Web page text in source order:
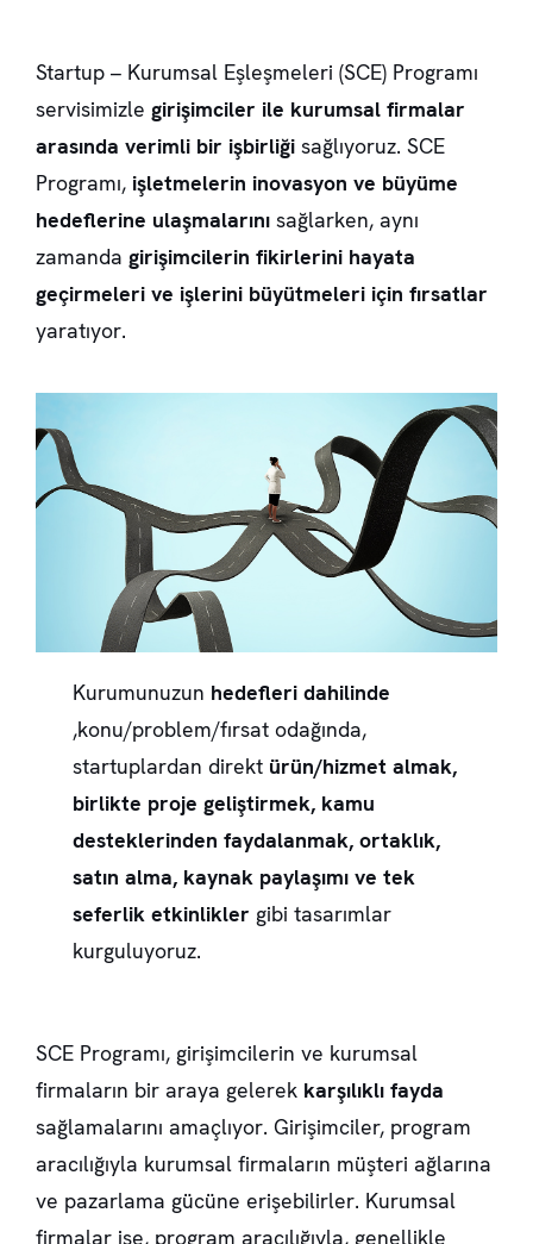
Startup – Kurumsal Eşleşmeleri (SCE) Programı
servisimizle girişimciler ile kurumsal firmalar
arasında verimli bir işbirliği sağlıyoruz. SCE
Programı, işletmelerin inovasyon ve büyüme
hedeflerine ulaşmalarını sağlarken, aynı
zamanda girişimcilerin fikirlerini hayata
geçirmeleri ve işlerini büyütmeleri için fırsatlar
yaratıyor.
Kurumunuzun hedefleri dahilinde
,konu/problem/fırsat odağında,
startuplardan direkt ürün/hizmet almak,
birlikte proje geliştirmek, kamu
desteklerinden faydalanmak, ortaklık,
satın alma, kaynak paylaşımı ve tek
seferlik etkinlikler gibi tasarımlar
kurguluyoruz.
SCE Programı, girişimcilerin ve kurumsal
firmaların bir araya gelerek karşılıklı fayda
sağlamalarını amaçlıyor. Girişimciler, program
aracılığıyla kurumsal firmaların müşteri ağlarına
ve pazarlama gücüne erişebilirler. Kurumsal
firmalar ise, program aracılığıyla, genellikle